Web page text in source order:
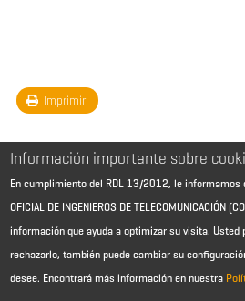
Imprimir
Aviso Legal - Información general
Información importante sobre
En cumplimiento del RDL 13/2012, le informamos
OFICIAL DE INGENIEROS DE TELECOMUNICACIÓN
información que ayuda a optimizar su visita. Usted
rechazarlo, también puede cambiar su
desee. Encontrará más información en nuestra